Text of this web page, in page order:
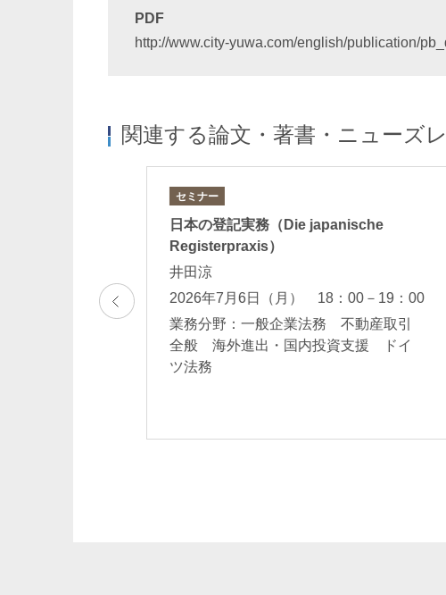
PDF
http://www.city-yuwa.com/english/publication/
関連する論文・著書・ニューズ
セミナー
日本の登記実務（Die japanische
Registerpraxis）
井田涼
2026年7月6日（月） 18：00－19：00
業務分野：一般企業法務 不動産取引
全般 海外進出・国内投資支援 ドイ
ツ法務